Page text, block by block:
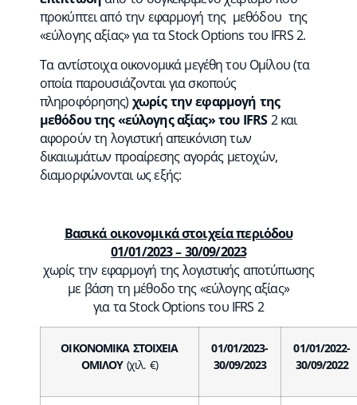
προκύπτει από την εφαρμογή της μεθόδου της
«εύλογης αξίας» για τα Stock Options του IFRS 2.
Tα αντίστοιχα οικονομικά μεγέθη του Ομίλου (τα
οποία παρουσιάζονται για σκοπούς
πληροφόρησης) χωρίς την εφαρμογή της
μεθόδου της «εύλογης αξίας» του IFRS2 και
αφορούν τη λογιστική απεικόνιση των
δικαιωμάτων προαίρεσης αγοράς μετοχών,
διαμορφώνονται ως εξής:
Βασικά οικονομικά στοιχεία περιόδου
01/01/2023 – 30/09/2023
χωρίς την εφαρμογή της λογιστικής αποτύπωσης
με βάση τη μέθοδο της «εύλογης αξίας»
για τα Stock Options του IFRS 2
ΟΙΚΟΝΟΜΙΚΑ ΣΤΟΙΧΕΙΑ
ΟΜΙΛΟΥ (χιλ. €)
01/01/2023-
30/09/2023
01/01/2022-
30/09/2022